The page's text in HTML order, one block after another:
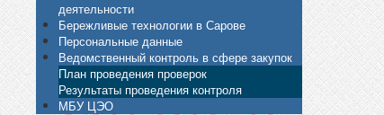
деятельности
Бережливые технологии в Сарове
Персональные данные
Ведомственный контроль в сфере закупок
План проведения проверок
Результаты проведения контроля
МБУ ЦЭО